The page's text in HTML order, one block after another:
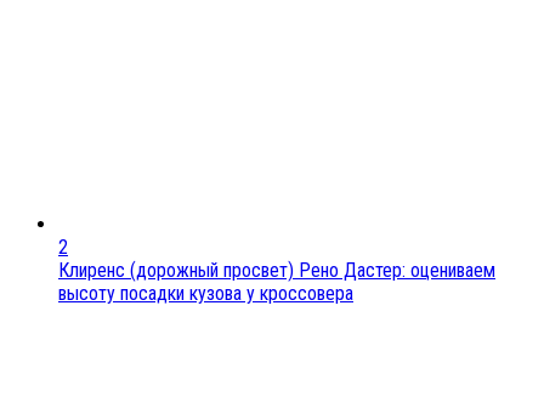
2
Клиренс (дорожный просвет) Рено Дастер: оцениваем
высоту посадки кузова у кроссовера